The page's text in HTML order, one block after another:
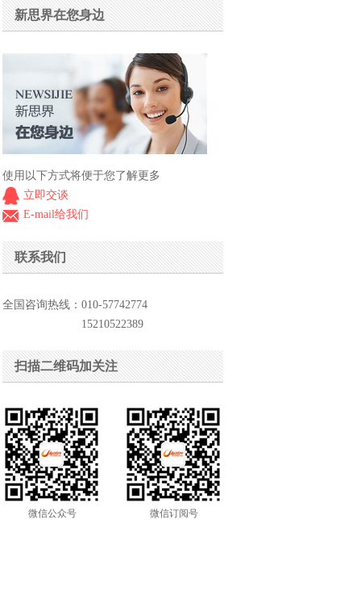
新思界在您身边
使用以下方式将便于您了解更多
立即交谈
E-mail给我们
联系我们
全国咨询热线：010-57742774
15210522389
扫描二维码加关注
微信公众号 微信订阅号